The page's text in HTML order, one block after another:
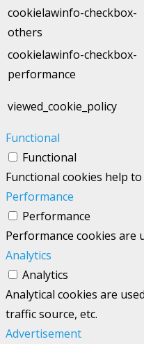
cookielawinfo-checkbox-
others
cookielawinfo-checkbox-
performance
viewed_cookie_policy
Functional
Functional
Functional cookies help
Performance
Performance
Performance cookies are
Analytics
Analytics
Analytical cookies are
traffic source, etc.
Advertisement